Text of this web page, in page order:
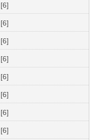
[6]
[6]
[6]
[6]
[6]
[6]
[6]
[6]